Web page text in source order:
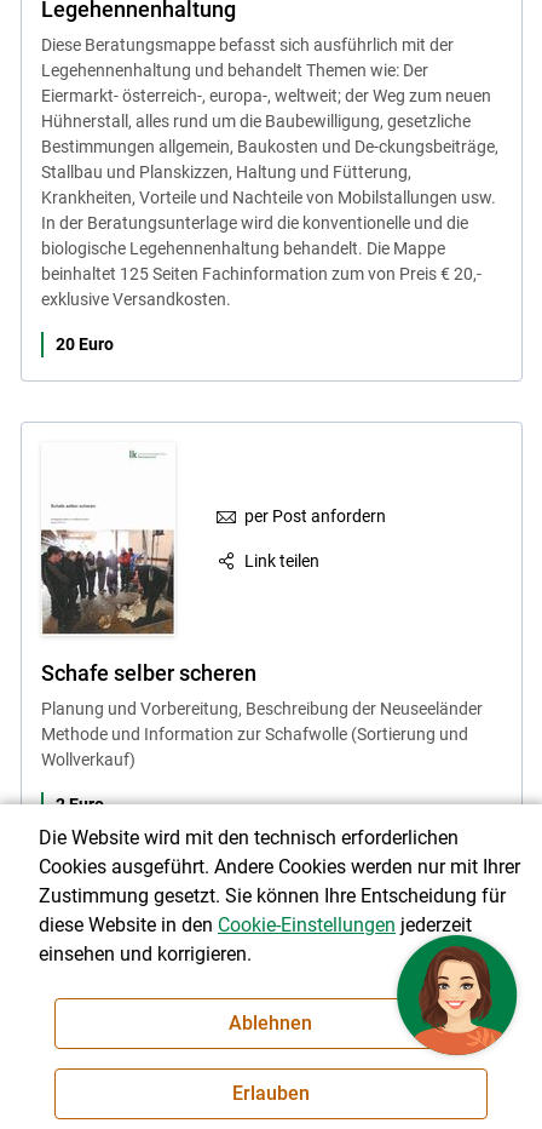
Legehennenhaltung
Diese Beratungsmappe befasst sich ausführlich mit der
Legehennenhaltung und behandelt Themen wie: Der
Eiermarkt- österreich-, europa-, weltweit; der Weg zum neuen
Hühnerstall, alles rund um die Baubewilligung, gesetzliche
Bestimmungen allgemein, Baukosten und De-ckungsbeiträge,
Stallbau und Planskizzen, Haltung und Fütterung,
Krankheiten, Vorteile und Nachteile von Mobilstallungen usw.
In der Beratungsunterlage wird die konventionelle und die
biologische Legehennenhaltung behandelt. Die Mappe
beinhaltet 125 Seiten Fachinformation zum von Preis € 20,-
exklusive Versandkosten.
20 Euro
per Post anfordern
Link teilen
Schafe selber scheren
Planung und Vorbereitung, Beschreibung der Neuseeländer
Methode und Information zur Schafwolle (Sortierung und
Wollverkauf)
2 Euro
Link teilen
Die Website wird mit den technisch erforderlichen
Cookies ausgeführt. Andere Cookies werden nur mit Ihrer
Zustimmung gesetzt. Sie können Ihre Entscheidung für
diese Website in den Cookie-Einstellungen jederzeit
einsehen und korrigieren.
Ablehnen
Erlauben